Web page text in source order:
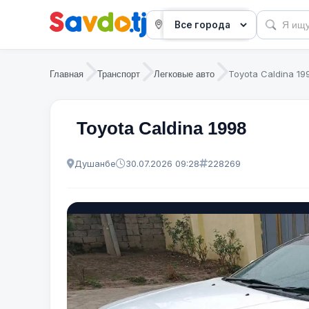
Главная Транспорт Легковые авто Toyota Caldina
Toyota Caldina 1998
Душанбе 30.07.2026 09:28 228269